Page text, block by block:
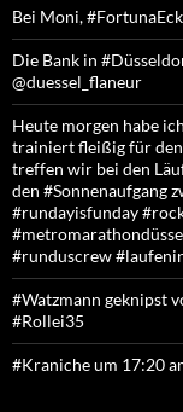
Bei Moni,
Die Bank in
@duessel_flaneur
Heute morgen habe
trainiert fleißig für den
treffen wir bei den
den #Sonnenaufgang
#rundayisfunday
#runduscrew
#Watzmann geknipst
#Rollei35
#Kraniche um 17:20